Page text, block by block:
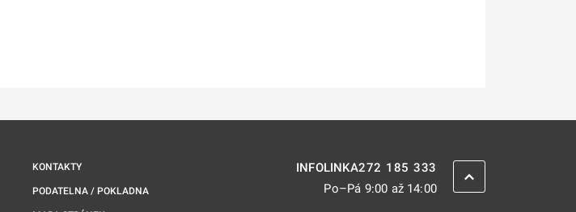
KONTAKTY
PODATELNA / POKLADNA
INFOLINKA272 185 333
Po–Pá 9:00 až 14:00
ZPĚT NAHORU